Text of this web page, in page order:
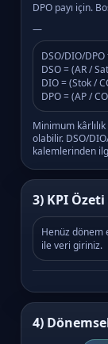
DPO payı için.
—
DSO/DIO/
DSO = (AR /
DIO = (Stok /
DPO = (AP /
Minimum
olabilir. DSO/
kalemlerinden
3) KPI
Henüz dönem
ile veri giriniz.
4)